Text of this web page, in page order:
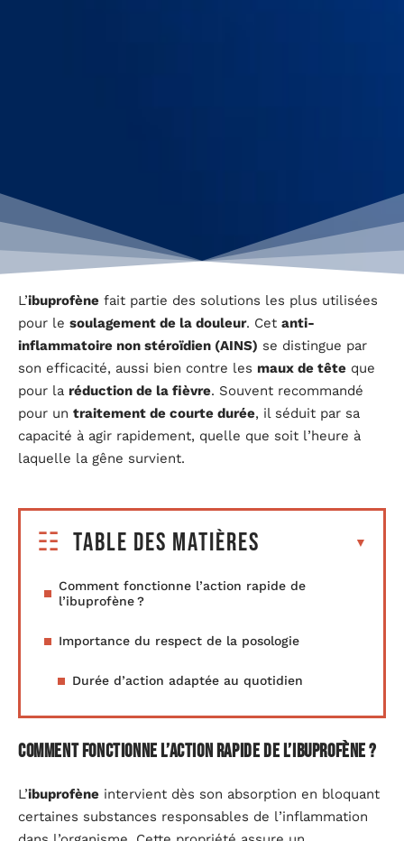
L’ibuprofène fait partie des solutions les plus utilisées
pour le soulagement de la douleur. Cet anti-
inflammatoire non stéroïdien (AINS) se distingue par
son efficacité, aussi bien contre les maux de tête que
pour la réduction de la fièvre. Souvent recommandé
pour un traitement de courte durée, il séduit par sa
capacité à agir rapidement, quelle que soit l’heure à
laquelle la gêne survient.
Table des matières
Comment fonctionne l’action rapide de
l’ibuprofène ?
Importance du respect de la posologie
Durée d’action adaptée au quotidien
Comment fonctionne l’action rapide de l’ibuprofène ?
L’ibuprofène intervient dès son absorption en bloquant
certaines substances responsables de l’inflammation